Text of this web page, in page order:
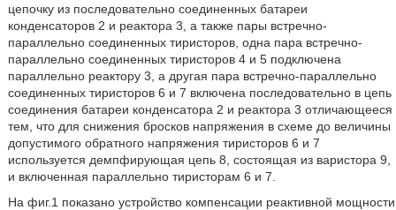
цепочку из последовательно соединенных батареи
конденсаторов 2 и реактора 3, а также пары встречно-
параллельно соединенных тиристоров, одна пара встречно-
параллельно соединенных тиристоров 4 и 5 подключена
параллельно реактору 3, а другая пара встречно-параллельно
соединенных тиристоров 6 и 7 включена последовательно в цепь
соединения батареи конденсатора 2 и реактора 3 отличающееся
тем, что для снижения бросков напряжения в схеме до величины
допустимого обратного напряжения тиристоров 6 и 7
используется демпфирующая цепь 8, состоящая из варистора 9,
и включенная параллельно тиристорам 6 и 7.
На фиг.1 показано устройство компенсации реактивной мощности